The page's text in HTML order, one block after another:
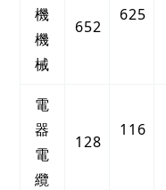
機
機
械
652
625
電
器
電
纜
128
116